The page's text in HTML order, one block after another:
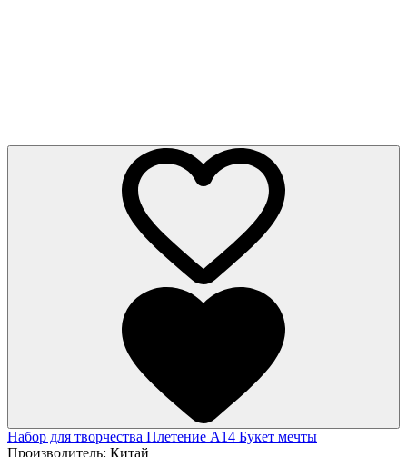
Набор для творчества Плетение A14 Букет мечты
Производитель: Китай